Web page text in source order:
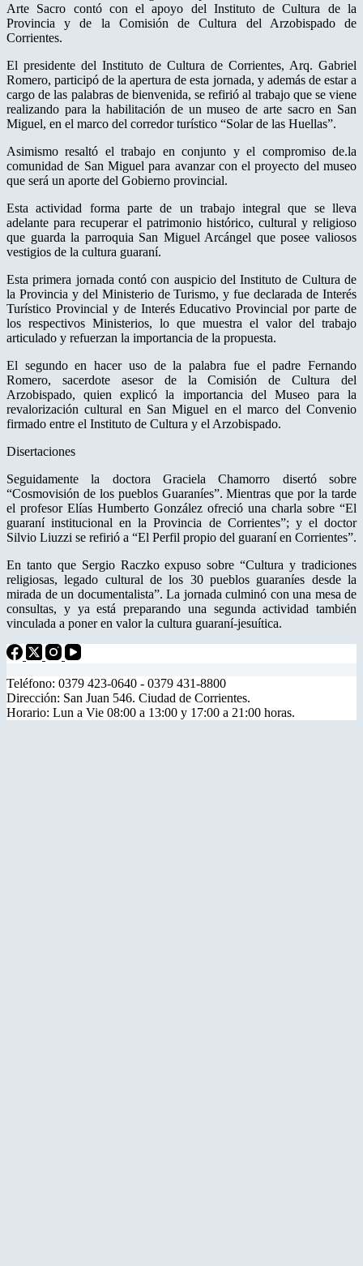
Arte Sacro contó con el apoyo del Instituto de Cultura de la
Provincia y de la Comisión de Cultura del Arzobispado de
Corrientes.
El presidente del Instituto de Cultura de Corrientes, Arq. Gabriel
Romero, participó de la apertura de esta jornada, y además de estar a
cargo de las palabras de bienvenida, se refirió al trabajo que se viene
realizando para la habilitación de un museo de arte sacro en San
Miguel, en el marco del corredor turístico “Solar de las Huellas”.
Asimismo resaltó el trabajo en conjunto y el compromiso de.la
comunidad de San Miguel para avanzar con el proyecto del museo
que será un aporte del Gobierno provincial.
Esta actividad forma parte de un trabajo integral que se lleva
adelante para recuperar el patrimonio histórico, cultural y religioso
que guarda la parroquia San Miguel Arcángel que posee valiosos
vestigios de la cultura guaraní.
Esta primera jornada contó con auspicio del Instituto de Cultura de
la Provincia y del Ministerio de Turismo, y fue declarada de Interés
Turístico Provincial y de Interés Educativo Provincial por parte de
los respectivos Ministerios, lo que muestra el valor del trabajo
articulado y refuerzan la importancia de la propuesta.
El segundo en hacer uso de la palabra fue el padre Fernando
Romero, sacerdote asesor de la Comisión de Cultura del
Arzobispado, quien explicó la importancia del Museo para la
revalorización cultural en San Miguel en el marco del Convenio
firmado entre el Instituto de Cultura y el Arzobispado.
Disertaciones
Seguidamente la doctora Graciela Chamorro disertó sobre
“Cosmovisión de los pueblos Guaraníes”. Mientras que por la tarde
el profesor Elías Humberto González ofreció una charla sobre “El
guaraní institucional en la Provincia de Corrientes”; y el doctor
Silvio Liuzzi se refirió a “El Perfil propio del guaraní en Corrientes”.
En tanto que Sergio Raczko expuso sobre “Cultura y tradiciones
religiosas, legado cultural de los 30 pueblos guaraníes desde la
mirada de un documentalista”. La jornada culminó con una mesa de
consultas, y ya está preparando una segunda actividad también
vinculada a poner en valor la cultura guaraní-jesuítica.
Teléfono: 0379 423-0640 - 0379 431-8800
Dirección: San Juan 546. Ciudad de Corrientes.
Horario: Lun a Vie 08:00 a 13:00 y 17:00 a 21:00 horas.